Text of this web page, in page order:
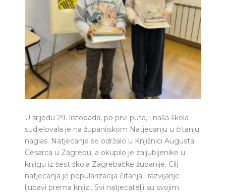
U srijedu 29. listopada, po prvi puta, i naša škola
sudjelovala je na županijskom Natjecanju u čitanju
naglas. Natjecanje se održalo u Knjižnici Augusta
Cesarca u Zagrebu, a okupilo je zaljubljenike u
knjigu iz šest škola Zagrebačke županije. Cilj
natjecanja je popularizacija čitanja i razvijanje
ljubavi prema knjizi. Svi natjecatelji su svojim